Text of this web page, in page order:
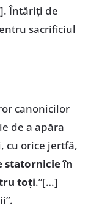
Întăriți de
sacrificiul
canonicilor
de a apăra
cu orice jertfă,
statornicie în
toți.”[…]